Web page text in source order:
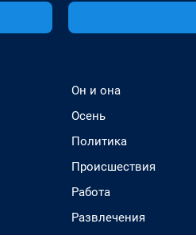
Он и она
Осень
Политика
Происшествия
Работа
Развлечения